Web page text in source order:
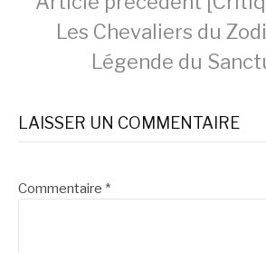
Lire
suite
Les Chevaliers du
Légende du
LAISSER UN COMMENTAIRE
Commentaire *